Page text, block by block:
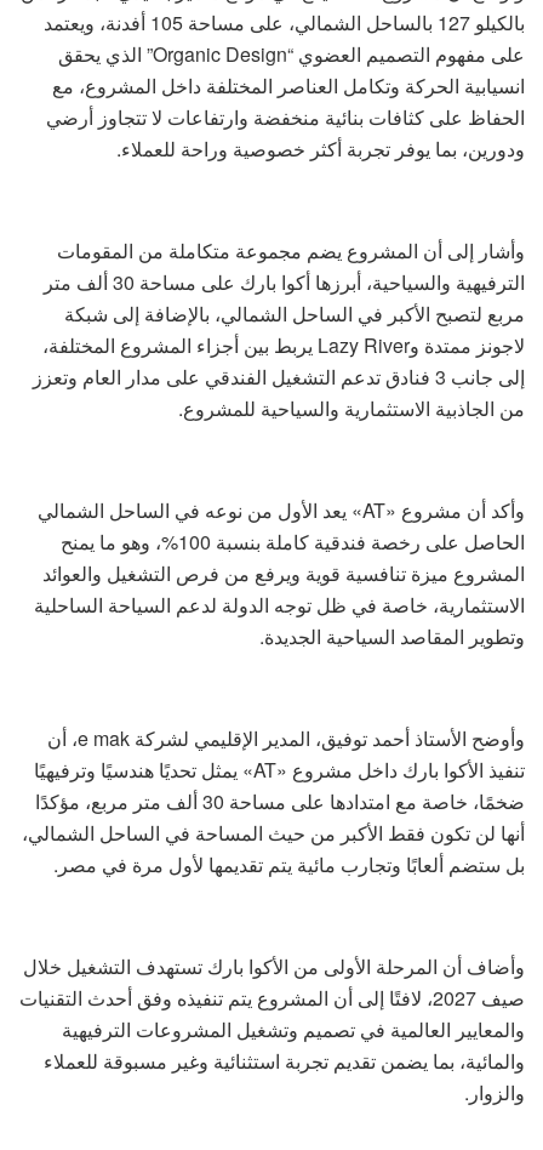
بالكيلو 127 بالساحل الشمالي، على مساحة 105 أفدنة، ويعتمد
على مفهوم التصميم العضوي “Organic Design” الذي يحقق
انسيابية الحركة وتكامل العناصر المختلفة داخل المشروع، مع
الحفاظ على كثافات بنائية منخفضة وارتفاعات لا تتجاوز أرضي
ودورين، بما يوفر تجربة أكثر خصوصية وراحة للعملاء.
وأشار إلى أن المشروع يضم مجموعة متكاملة من المقومات
الترفيهية والسياحية، أبرزها أكوا بارك على مساحة 30 ألف متر
مربع لتصبح الأكبر في الساحل الشمالي، بالإضافة إلى شبكة
لاجونز ممتدة وLazy River يربط بين أجزاء المشروع المختلفة،
إلى جانب 3 فنادق تدعم التشغيل الفندقي على مدار العام وتعزز
من الجاذبية الاستثمارية والسياحية للمشروع.
وأكد أن مشروع «AT» يعد الأول من نوعه في الساحل الشمالي
الحاصل على رخصة فندقية كاملة بنسبة 100%، وهو ما يمنح
المشروع ميزة تنافسية قوية ويرفع من فرص التشغيل والعوائد
الاستثمارية، خاصة في ظل توجه الدولة لدعم السياحة الساحلية
وتطوير المقاصد السياحية الجديدة.
وأوضح الأستاذ أحمد توفيق، المدير الإقليمي لشركة e mak، أن
تنفيذ الأكوا بارك داخل مشروع «AT» يمثل تحديًا هندسيًا وترفيهيًا
ضخمًا، خاصة مع امتدادها على مساحة 30 ألف متر مربع، مؤكدًا
أنها لن تكون فقط الأكبر من حيث المساحة في الساحل الشمالي،
بل ستضم ألعابًا وتجارب مائية يتم تقديمها لأول مرة في مصر.
وأضاف أن المرحلة الأولى من الأكوا بارك تستهدف التشغيل خلال
صيف 2027، لافتًا إلى أن المشروع يتم تنفيذه وفق أحدث التقنيات
والمعايير العالمية في تصميم وتشغيل المشروعات الترفيهية
والمائية، بما يضمن تقديم تجربة استثنائية وغير مسبوقة للعملاء
والزوار.